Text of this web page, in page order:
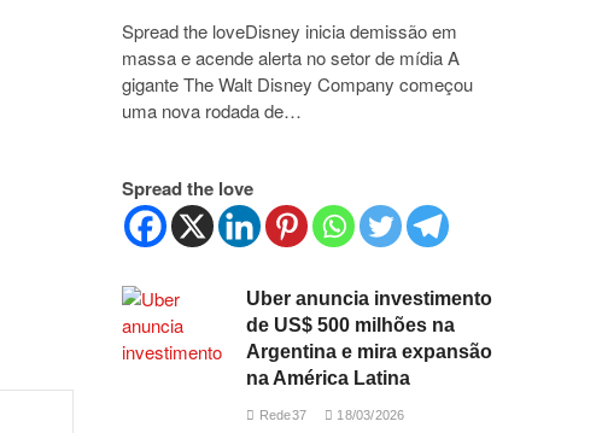
Spread the loveDisney inicia demissão em
massa e acende alerta no setor de mídia A
gigante The Walt Disney Company começou
uma nova rodada de…
Spread the love
Uber anuncia investimento
de US$ 500 milhões na
Argentina e mira expansão
na América Latina
Rede37 18/03/2026